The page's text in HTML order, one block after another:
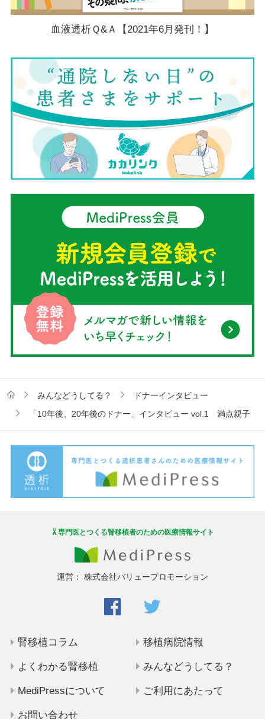
血液透析Ｑ&Ａ【2021年6月発刊！】
みんなどうしてる？
ドナーインタビュー
「10年後、20年後のドナー」インタビュー vol.1 満点親子
専門医とつくる腎移植者のための医療情報サイト
運営： 株式会社バリュープロモーション
腎移植コラム 移植病院情報
よくわかる腎移植 みんなどうしてる？
MediPressについて ご利用にあたって
お問い合わせ